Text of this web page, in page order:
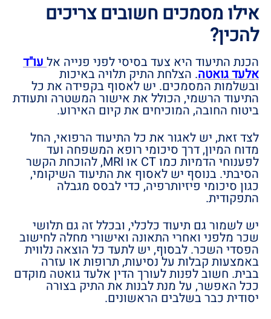
אילו מסמכים חשובים צריכים
להכין?
הכנת התיעוד היא צעד בסיסי לפני פנייה אלעו"ד
אלעד גואטה. הצלחת התיק תלויה באיכות
ובשלמות המסמכים. יש לאסוף בקפידה את כל
התיעוד הרשמי, הכולל את אישור המשטרה ותעודת
ביטוח החובה, המוכיחים את קיום האירוע.
לצד זאת, יש לאגור את כל התיעוד הרפואי, החל
מדוח המיון, דרך סיכומי רופא המשפחה ועד
לפענוחי הדמיות כמו CT או MRI, להוכחת הקשר
הסיבתי. בנוסף יש לאסוף את התיעוד השיקומי,
כגון סיכומי פיזיותרפיה, כדי לבסס מגבלה
התפקודית.
יש לשמור גם תיעוד כלכלי, ובכלל זה גם תלושי
שכר מלפני ואחרי התאונה ואישורי מחלה לחישוב
הפסדי השכר. לבסוף, יש לתעד כל הוצאה נלווית
באמצעות קבלות על נסיעות, תרופות או עזרה
בבית. חשוב לפנות לעורך הדין אלעד גואטה מוקדם
ככל האפשר, על מנת לבנות את התיק בצורה
יסודית כבר בשלבים הראשונים.